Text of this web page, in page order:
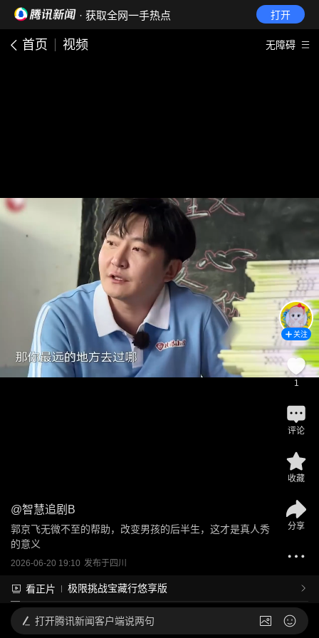
· 获取全网一手热点 打开
首页 视频 无障碍
@智慧追剧B
郭京飞无微不至的帮助，改变男孩的后半生，这才是真人秀
的意义
2026-06-20 19:10 发布于四川
看正片 极限挑战宝藏行悠享版
关注
1
评论
收藏
分享
打开腾讯新闻客户端说两句